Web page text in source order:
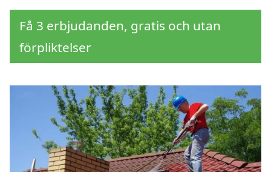
Få 3 erbjudanden, gratis och utan
förpliktelser